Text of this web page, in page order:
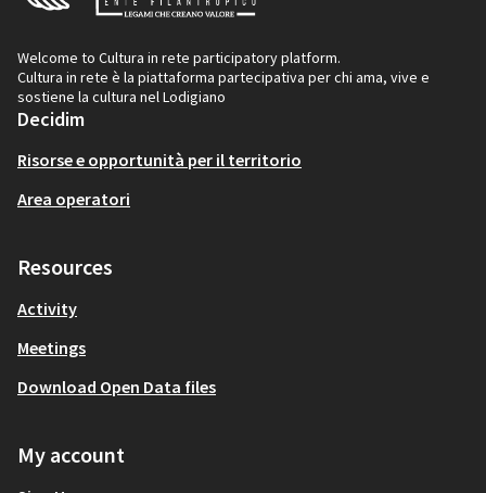
Welcome to Cultura in rete participatory platform.
Cultura in rete è la piattaforma partecipativa per chi ama, vive e
sostiene la cultura nel Lodigiano
Decidim
Risorse e opportunità per il territorio
Area operatori
Resources
Activity
Meetings
Download Open Data files
My account